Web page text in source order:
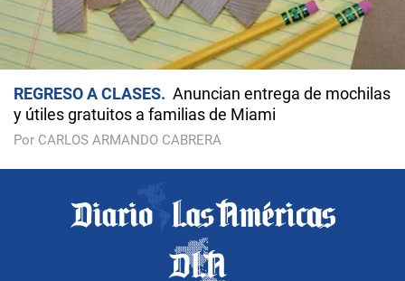
REGRESO A CLASES
Anuncian entrega de mochilas
y útiles gratuitos a familias de Miami
Por CARLOS ARMANDO CABRERA